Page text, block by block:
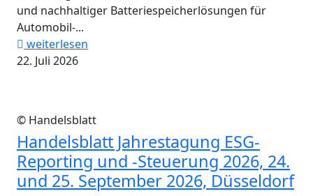
und nachhaltiger Batteriespeicherlösungen für
Automobil-...
weiterlesen
22. Juli 2026
© Handelsblatt
Handelsblatt Jahrestagung ESG-
Reporting und -Steuerung 2026, 24.
und 25. September 2026, Düsseldorf